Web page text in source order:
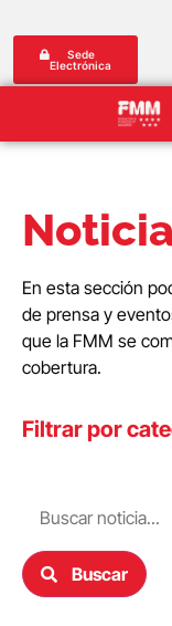
Sede
Electrónica
En esta sección
de prensa y
que la FMM se
cobertura.
Filtrar por
Buscar